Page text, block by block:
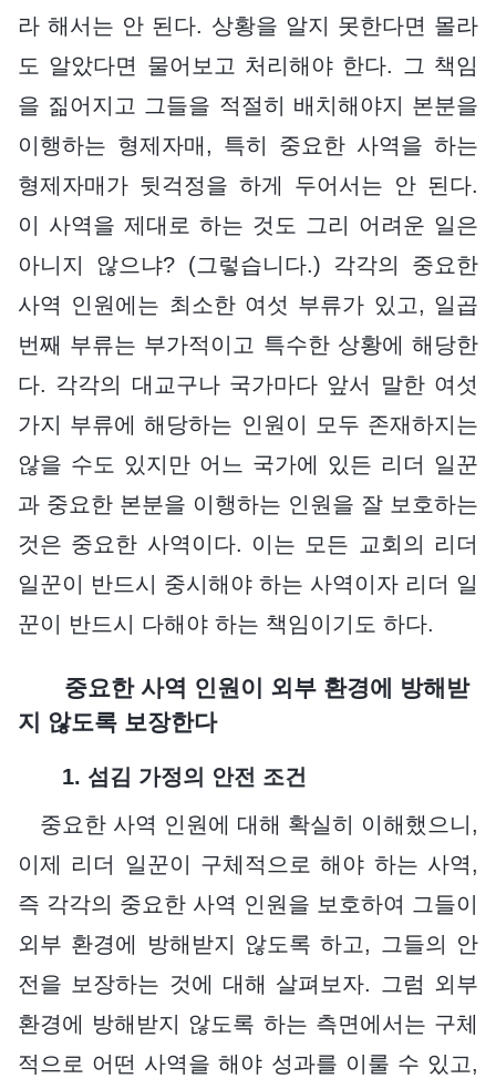
라 해서는 안 된다. 상황을 알지 못한다면 몰라
도 알았다면 물어보고 처리해야 한다. 그 책임
을 짊어지고 그들을 적절히 배치해야지 본분을
이행하는 형제자매, 특히 중요한 사역을 하는
형제자매가 뒷걱정을 하게 두어서는 안 된다.
이 사역을 제대로 하는 것도 그리 어려운 일은
아니지 않으냐? (그렇습니다.) 각각의 중요한
사역 인원에는 최소한 여섯 부류가 있고, 일곱
번째 부류는 부가적이고 특수한 상황에 해당한
다. 각각의 대교구나 국가마다 앞서 말한 여섯
가지 부류에 해당하는 인원이 모두 존재하지는
않을 수도 있지만 어느 국가에 있든 리더 일꾼
과 중요한 본분을 이행하는 인원을 잘 보호하는
것은 중요한 사역이다. 이는 모든 교회의 리더
일꾼이 반드시 중시해야 하는 사역이자 리더 일
꾼이 반드시 다해야 하는 책임이기도 하다.
중요한 사역 인원이 외부 환경에 방해받
지 않도록 보장한다
1. 섬김 가정의 안전 조건
중요한 사역 인원에 대해 확실히 이해했으니,
이제 리더 일꾼이 구체적으로 해야 하는 사역,
즉 각각의 중요한 사역 인원을 보호하여 그들이
외부 환경에 방해받지 않도록 하고, 그들의 안
전을 보장하는 것에 대해 살펴보자. 그럼 외부
환경에 방해받지 않도록 하는 측면에서는 구체
적으로 어떤 사역을 해야 성과를 이룰 수 있고,